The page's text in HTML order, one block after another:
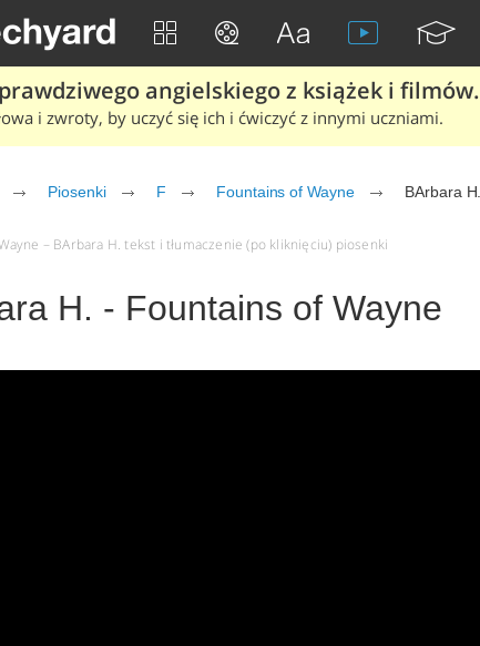
angielskiego z książek i filmów.
i zwroty, by uczyć się ich i ćwiczyć z innymi uczniami.
Piosenki F Fountains of Wayne BArbara H.
– BArbara H. tekst i tłumaczenie (po kliknięciu) piosenki
H. - Fountains of Wayne